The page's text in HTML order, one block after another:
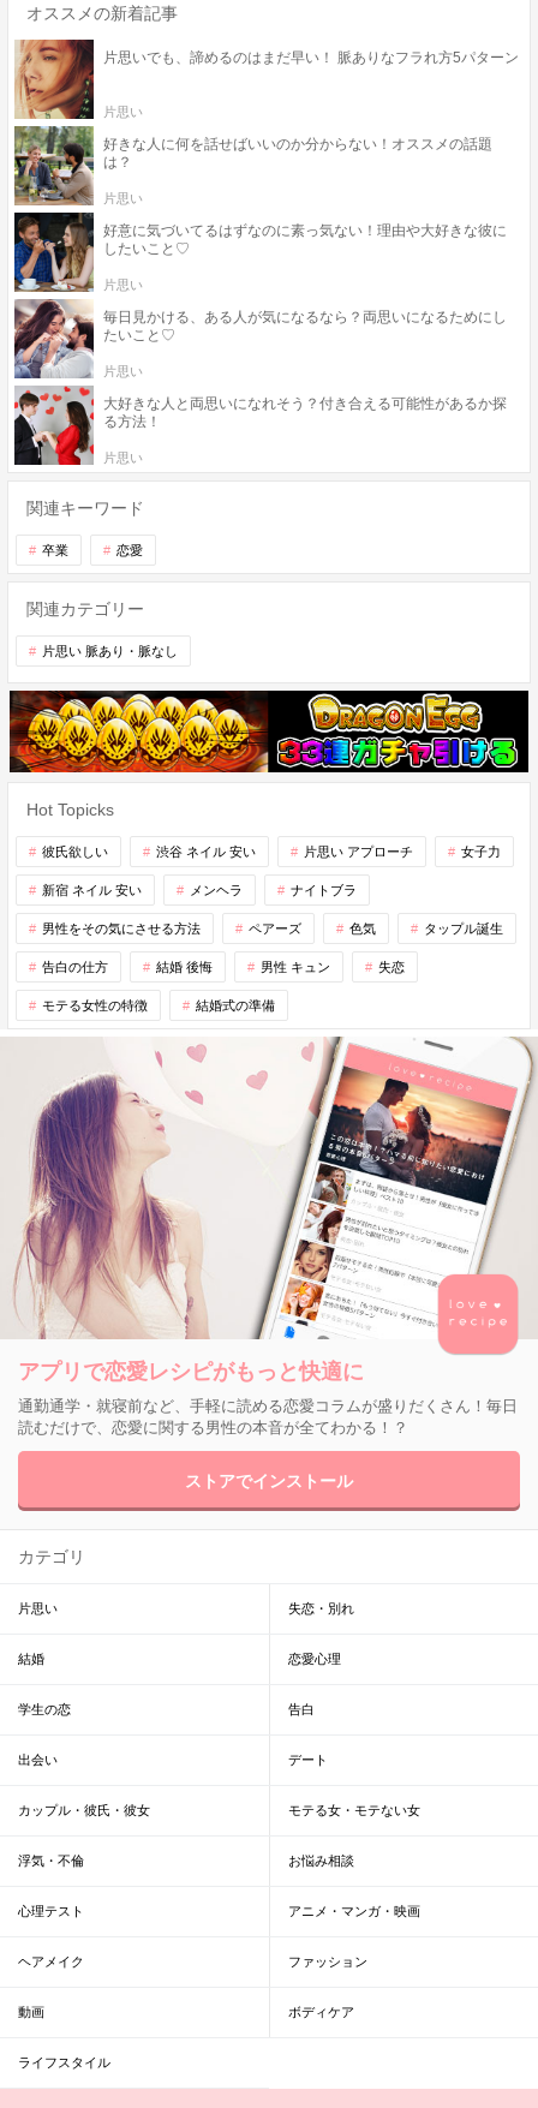
オススメの新着記事
片思いでも、諦めるのはまだ早い！ 脈ありなフラれ方5パターン
片思い
好きな人に何を話せばいいのか分からない！オススメの話題
は？
片思い
好意に気づいてるはずなのに素っ気ない！理由や大好きな彼に
したいこと♡
片思い
毎日見かける、ある人が気になるなら？両思いになるためにし
たいこと♡
片思い
大好きな人と両思いになれそう？付き合える可能性があるか探
る方法！
片思い
関連キーワード
卒業 恋愛
関連カテゴリー
片思い 脈あり・脈なし
Hot Topicks
彼氏欲しい 渋谷 ネイル 安い 片思い アプローチ 女子力
新宿 ネイル 安い メンヘラ ナイトブラ
男性をその気にさせる方法 ペアーズ 色気 タップル誕生
告白の仕方 結婚 後悔 男性 キュン 失恋
モテる女性の特徴 結婚式の準備
アプリで恋愛レシピがもっと快適に
通勤通学・就寝前など、手軽に読める恋愛コラムが盛りだくさん！毎日
読むだけで、恋愛に関する男性の本音が全てわかる！？
ストアでインストール
カテゴリ
片思い 失恋・別れ
結婚 恋愛心理
学生の恋 告白
出会い デート
カップル・彼氏・彼女 モテる女・モテない女
浮気・不倫 お悩み相談
心理テスト アニメ・マンガ・映画
ヘアメイク ファッション
動画 ボディケア
ライフスタイル